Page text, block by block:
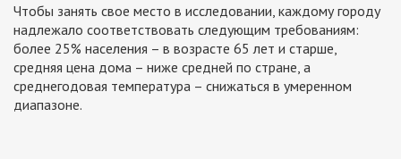
Чтобы занять свое место в исследовании, каждому городу
надлежало соответствовать следующим требованиям:
более 25% населения – в возрасте 65 лет и старше,
средняя цена дома – ниже средней по стране, а
среднегодовая температура – снижаться в умеренном
диапазоне.